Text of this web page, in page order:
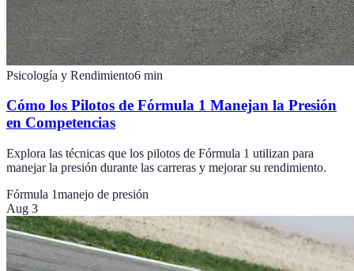
Psicología y Rendimiento6 min
Cómo los Pilotos de Fórmula 1 Manejan la Presión
en Competencias
Explora las técnicas que los pilotos de Fórmula 1 utilizan para
manejar la presión durante las carreras y mejorar su rendimiento.
Fórmula 1manejo de presión
Aug 3